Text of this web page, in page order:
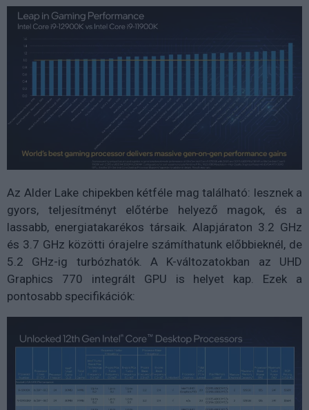
Az Alder Lake chipekben kétféle mag található: lesznek a
gyors, teljesítményt előtérbe helyező magok, és a
lassabb, energiatakarékos társaik. Alapjáraton 3.2 GHz
és 3.7 GHz közötti órajelre számíthatunk előbbieknél, de
5.2 GHz-ig turbózhatók. A K-változatokban az UHD
Graphics 770 integrált GPU is helyet kap. Ezek a
pontosabb specifikációk: